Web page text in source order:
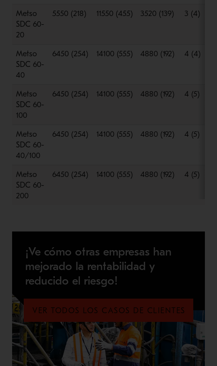
Metso
SDC 60-
20
5550 (218) 11550 (455) 3520 (139) 3 (4)
Metso
SDC 60-
40
6450 (254) 14100 (555) 4880 (192) 4 (4)
Metso
SDC 60-
100
6450 (254) 14100 (555) 4880 (192) 4 (5)
Metso
SDC 60-
40/100
6450 (254) 14100 (555) 4880 (192) 4 (5)
Metso
SDC 60-
200
6450 (254) 14100 (555) 4880 (192) 4 (5)
¡Ve cómo otras empresas han
mejorado la rentabilidad y
reducido el riesgo!
VER TODOS LOS CASOS DE CLIENTES